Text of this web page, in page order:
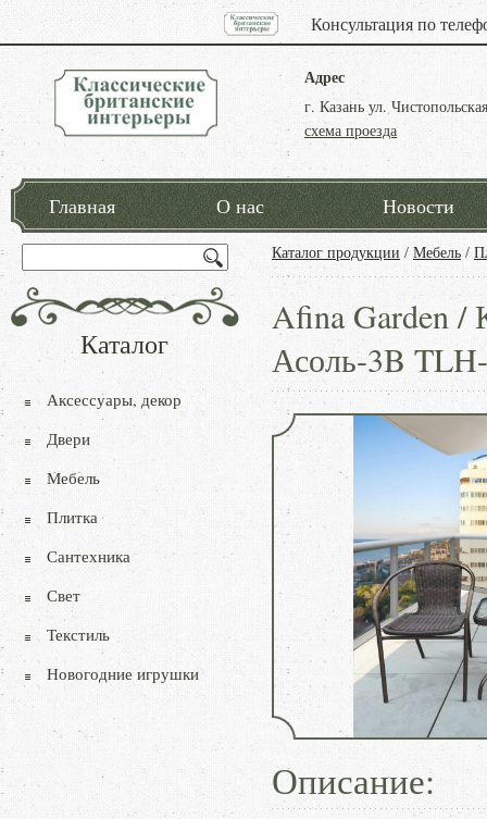
Консультация по
Адрес
г. Казань ул.
схема проезда
Главная О нас Новости
Каталог продукции / Мебель /
Afina Garden /
Асоль-3B
Описание:
Каталог
Аксессуары, декор
Двери
Мебель
Плитка
Сантехника
Свет
Текстиль
Новогодние игрушки